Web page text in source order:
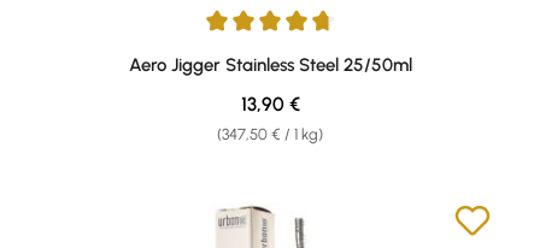
Durchschnittliche Bewertung von 4.67 von 5 Sternen
Aero Jigger Stainless Steel 25/50ml
(347,50 € / 1 kg)
Regulärer Preis:
13,90 €